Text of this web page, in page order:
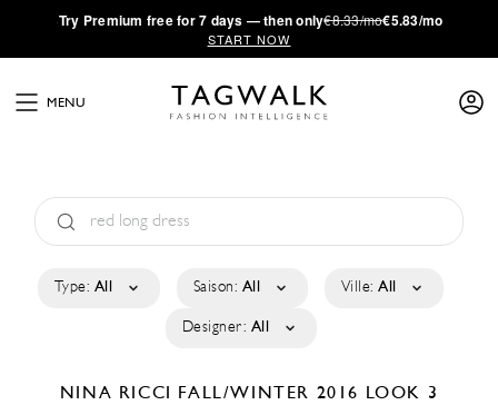
·Try Premium free for 7 days — then only€8.33/mo€5.83/mo
START NOW
MENU
Type: All Saison: All Ville: All
Designer: All
NINA RICCI FALL/WINTER 2016 LOOK 3